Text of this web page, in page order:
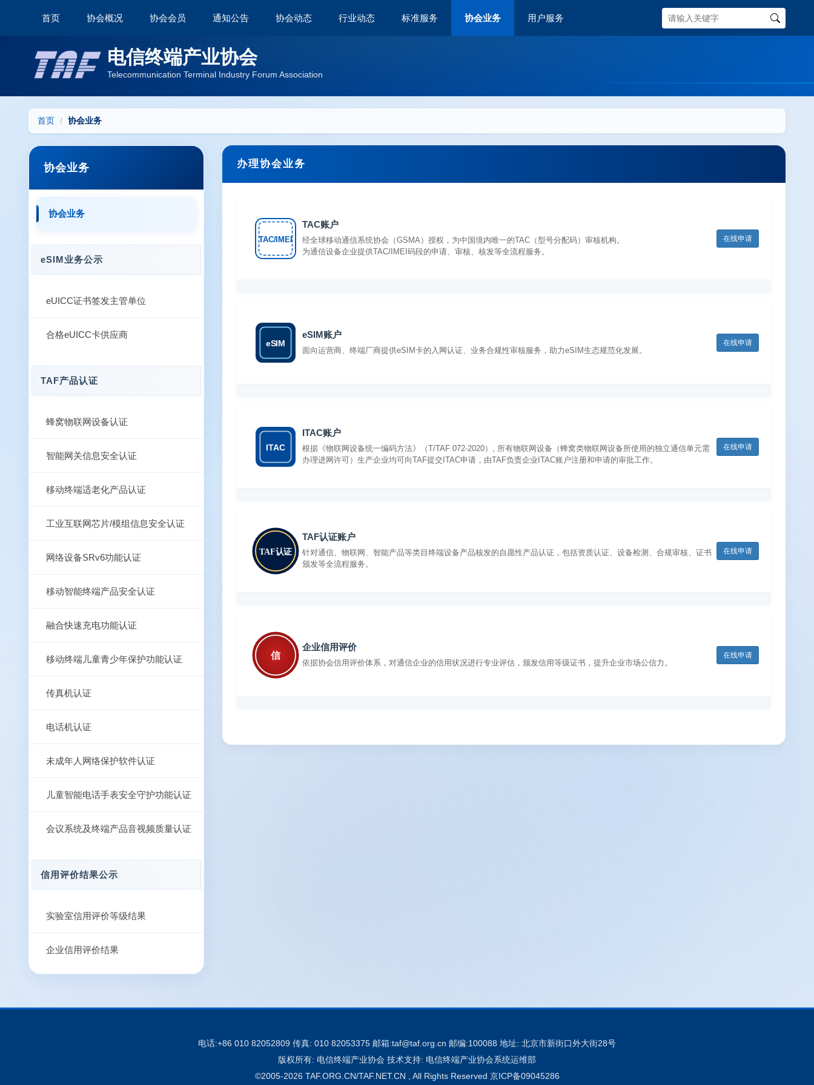
首页 协会概况 协会会员 通知公告 协会动态 行业动态 标准服务 协会业务 用户服务
电信终端产业协会
Telecommunication Terminal Industry Forum Association
首页 协会业务
协会业务
协会业务
eSIM业务公示
eUICC证书签发主管单位
合格eUICC卡供应商
TAF产品认证
蜂窝物联网设备认证
智能网关信息安全认证
移动终端适老化产品认证
工业互联网芯片/模组信息安全认证
网络设备SRv6功能认证
移动智能终端产品安全认证
融合快速充电功能认证
移动终端儿童青少年保护功能认证
传真机认证
电话机认证
未成年人网络保护软件认证
儿童智能电话手表安全守护功能认证
会议系统及终端产品音视频质量认证
信用评价结果公示
实验室信用评价等级结果
企业信用评价结果
办理协会业务
TAC/IMEI
TAC账户
经全球移动通信系统协会（GSMA）授权，为中国境内唯一的TAC（型号分配码）审核机构。
为通信设备企业提供TAC/IMEI码段的申请、审核、核发等全流程服务。
在线申请
eSIM
eSIM账户
面向运营商、终端厂商提供eSIM卡的入网认证、业务合规性审核服务，助力eSIM生态规范化发展。
在线申请
ITAC
ITAC账户
根据《物联网设备统一编码方法》（T/TAF 072-2020）, 所有物联网设备（蜂窝类物联网设备所使用的独立通信单元需
办理进网许可）生产企业均可向TAF提交ITAC申请，由TAF负责企业ITAC账户注册和申请的审批工作。
在线申请
TAF认证
TAF认证账户
针对通信、物联网、智能产品等类目终端设备产品核发的自愿性产品认证，包括资质认证、设备检测、合规审核、证书
颁发等全流程服务。
在线申请
信
企业信用评价
依据协会信用评价体系，对通信企业的信用状况进行专业评估，颁发信用等级证书，提升企业市场公信力。
在线申请
电话:+86 010 82052809 传真: 010 82053375 邮箱:taf@taf.org.cn 邮编:100088 地址: 北京市新街口外大街28号
版权所有: 电信终端产业协会 技术支持: 电信终端产业协会系统运维部
©2005-2026 TAF.ORG.CN/TAF.NET.CN , All Rights Reserved 京ICP备09045286